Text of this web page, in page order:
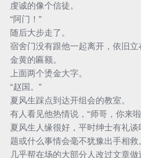
虔诚的像个信徒。
“阿门！”
随后大步走了。
宿舍门没有跟他一起离开，依旧
金黄的匾额。
上面两个烫金大字。
“赵国。”
夏风生踩点到达开组会的教室。
有人看见他热情说，“师哥，你来
夏风生人缘很好，平时绅士有礼
题或什么事情会毫不犹豫出手相救
几乎帮在场的大部分人改过文章做